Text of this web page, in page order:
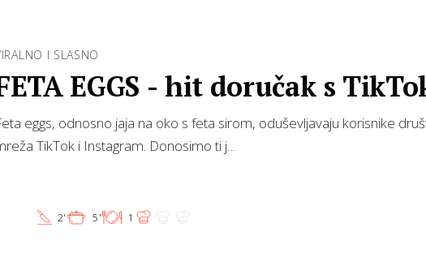
I SLASNO
EGGS - hit doručak s
eggs, odnosno jaja na oko s feta sirom, oduševljavaju korisnike
TikTok i Instagram. Donosimo ti j…
2' 5' 1